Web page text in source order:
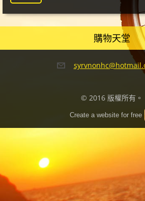
購物天堂
syrvnonhc@hotmai
© 2016 版權所有。
Create a website for free